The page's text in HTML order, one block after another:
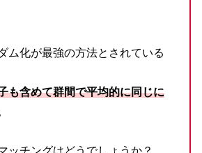
ム化が最強の方法とされている
も含めて群間で平均的に同じに